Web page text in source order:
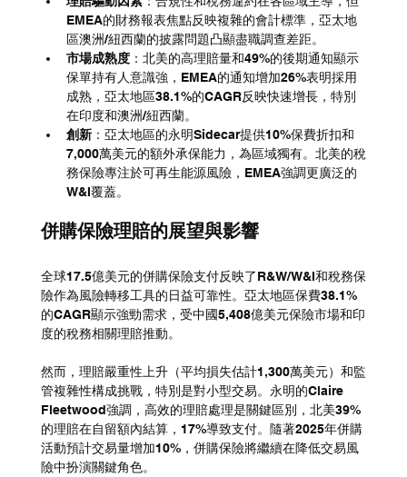
EMEA的財務報表焦點反映複雜的會計標準，亞太地
區澳洲/紐西蘭的披露問題凸顯盡職調查差距。
市場成熟度：北美的高理賠量和49%的後期通知顯示
保單持有人意識強，EMEA的通知增加26%表明採用
成熟，亞太地區38.1%的CAGR反映快速增長，特別
在印度和澳洲/紐西蘭。
創新：亞太地區的永明Sidecar提供10%保費折扣和
7,000萬美元的額外承保能力，為區域獨有。北美的稅
務保險專注於可再生能源風險，EMEA強調更廣泛的
W&I覆蓋。
併購保險理賠的展望與影響
全球17.5億美元的併購保險支付反映了R&W/W&I和稅務保
險作為風險轉移工具的日益可靠性。亞太地區保費38.1%
的CAGR顯示強勁需求，受中國5,408億美元保險市場和印
度的稅務相關理賠推動。
然而，理賠嚴重性上升（平均損失估計1,300萬美元）和監
管複雜性構成挑戰，特別是對小型交易。永明的Claire
Fleetwood強調，高效的理賠處理是關鍵區別，北美39%
的理賠在自留額內結算，17%導致支付。隨著2025年併購
活動預計交易量增加10%，併購保險將繼續在降低交易風
險中扮演關鍵角色。